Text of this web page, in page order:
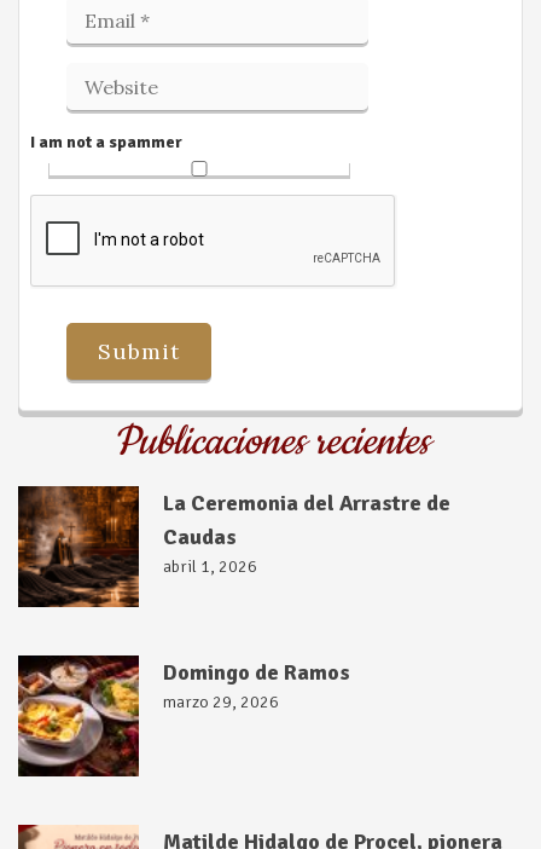
I am not a spammer
Publicaciones recientes
La Ceremonia del Arrastre de
Caudas
abril 1, 2026
Domingo de Ramos
marzo 29, 2026
Matilde Hidalgo de Procel, pionera